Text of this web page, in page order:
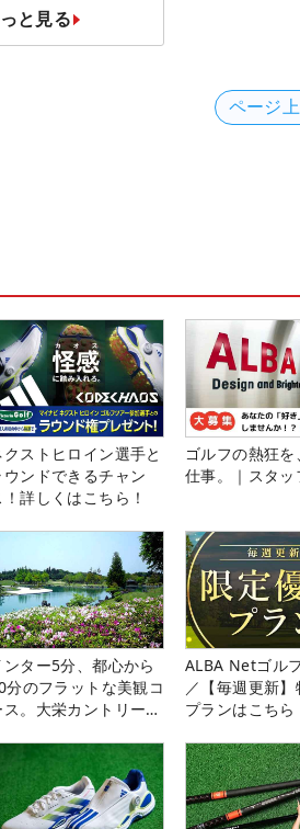
と見る
ページ
クストヒロイン選手と
ウンドできるチャン
！詳しくはこちら！
ゴルフの熱狂
仕事。｜スタ
ンター5分、都心から
分のフラットな美観コ
ス。大栄カントリー俱
ALBA Netゴル
／【毎週更新
プランはこちら